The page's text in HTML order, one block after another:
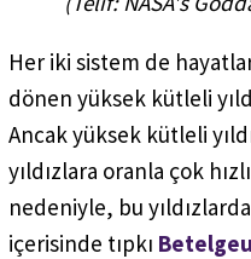
Her iki sistem de
dönen yüksek kütleli
Ancak yüksek kütleli
yıldızlara oranla çok
nedeniyle, bu
içerisinde tıpkı